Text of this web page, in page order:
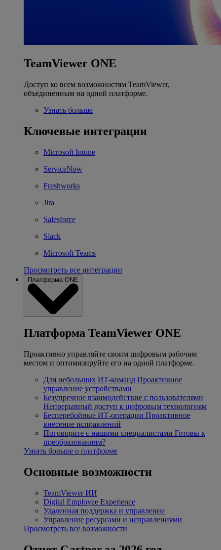
TeamViewer ONE
Доступ ко всем возможностям TeamViewer,
объединенным на одной платформе.
Узнать больше
Ключевые интеграции
Microsoft Intune
ServiceNow
Freshworks
Jira
Salesforce
Slack
Microsoft Teams
Просмотреть все интеграции
Платформа ONE
Платформа TeamViewer ONE
Проактивно управляйте своим цифровым рабочим
местом и оптимизируйте его на одной платформе.
Для небольших ИТ-команд Проактивное
управление устройствами
Безупречное взаимодействие с пользователями
Непрерывный доступ к цифровым технологиям
Бесперебойные ИТ-операции Проактивное
внесение исправлений
Поговорите с нашими специалистами Готовы к
преобразованиям?
Узнать больше о платформе
Основные возможности
TeamViewer ИИ
Digital Employee Experience
Удаленная поддержка и управление
Управление ресурсами и исправлениями
Просмотреть все возможности